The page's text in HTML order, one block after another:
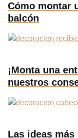
Cómo montar
balcón
¡Monta una
nuestros
Las ideas